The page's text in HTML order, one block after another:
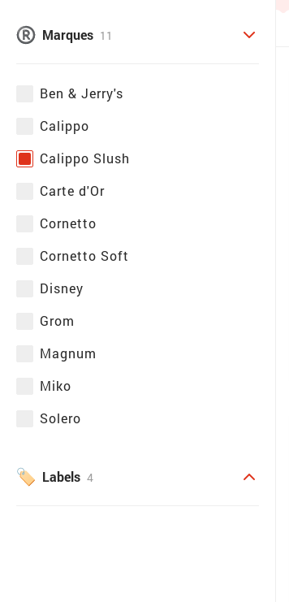
Marques 11
Ben & Jerry's
Calippo
Calippo Slush
Carte d'Or
Cornetto
Cornetto Soft
Disney
Grom
Magnum
Miko
Solero
Labels 4